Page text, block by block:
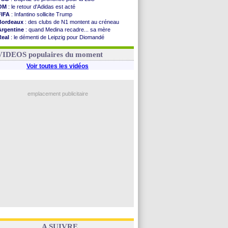
: le retour d'Adidas est acté
: Infantino sollicite Trump
: des clubs de N1 montent au créneau
: quand Medina recadre... sa mère
: le démenti de Leipzig pour Diomandé
: Paixão attire un 2e club anglais
populaires du moment
Voir toutes les vidéos
emplacement publicitaire